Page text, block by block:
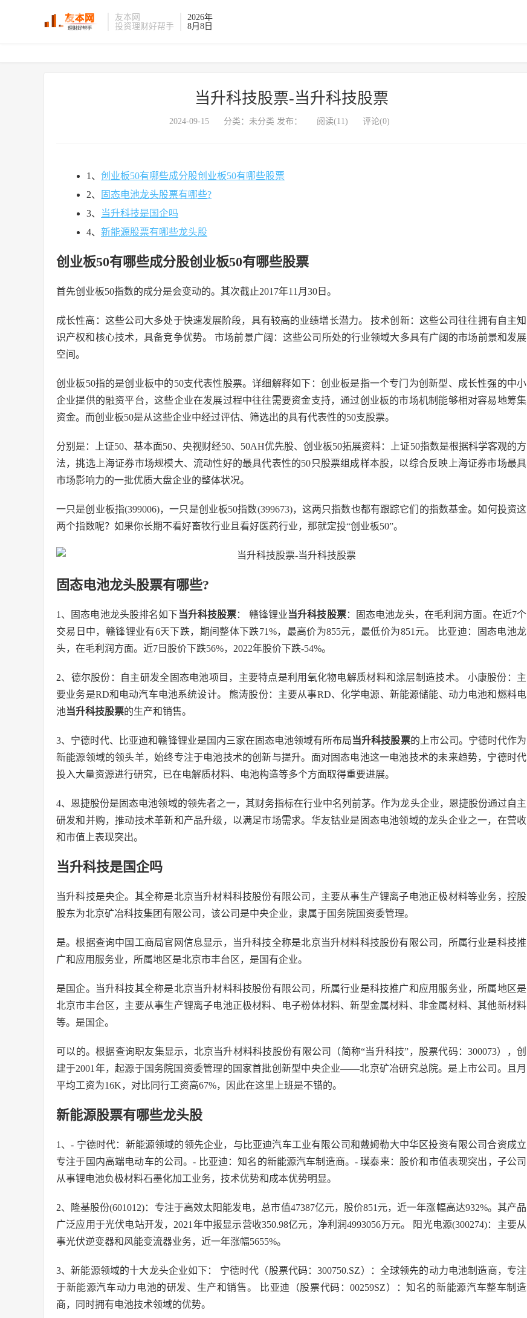
友本网
投资理财好帮手
2026年
8月8日
当升科技股票-当升科技股票
2024-09-15 分类：未分类 发布： 阅读(11) 评论(0)
1、 创业板50有哪些成分股创业板50有哪些股票
2、
固态电池龙头股票有哪些?
3、
当升科技是国企吗
4、 新能源股票有哪些龙头股
创业板50有哪些成分股创业板50有哪些股票
首先创业板50指数的成分是会变动的。其次截止2017年11月30日。
成长性高：这些公司大多处于快速发展阶段，具有较高的业绩增长潜力。 技术创新：这些公司往往拥有自主知
识产权和核心技术，具备竞争优势。 市场前景广阔：这些公司所处的行业领域大多具有广阔的市场前景和发展
空间。
创业板50指的是创业板中的50支代表性股票。详细解释如下：创业板是指一个专门为创新型、成长性强的中小
企业提供的融资平台，这些企业在发展过程中往往需要资金支持，通过创业板的市场机制能够相对容易地筹集
资金。而创业板50是从这些企业中经过评估、筛选出的具有代表性的50支股票。
分别是：上证50、基本面50、央视财经50、50AH优先股、创业板50拓展资料：上证50指数是根据科学客观的方
法，挑选上海证券市场规模大、流动性好的最具代表性的50只股票组成样本股，以综合反映上海证券市场最具
市场影响力的一批优质大盘企业的整体状况。
一只是创业板指(399006)，一只是创业板50指数(399673)，这两只指数也都有跟踪它们的指数基金。如何投资这
两个指数呢？如果你长期不看好畜牧行业且看好医药行业，那就定投“创业板50”。
固态电池龙头股票有哪些?
1、固态电池龙头股排名如下当升科技股票： 赣锋锂业当升科技股票：固态电池龙头，在毛利润方面。在近7个
交易日中，赣锋锂业有6天下跌，期间整体下跌71%，最高价为855元，最低价为851元。 比亚迪：固态电池龙
头，在毛利润方面。近7日股价下跌56%，2022年股价下跌-54%。
2、德尔股份：自主研发全固态电池项目，主要特点是利用氧化物电解质材料和涂层制造技术。 小康股份：主
要业务是RD和电动汽车电池系统设计。 熊涛股份：主要从事RD、化学电源、新能源储能、动力电池和燃料电
池当升科技股票的生产和销售。
3、宁德时代、比亚迪和赣锋锂业是国内三家在固态电池领域有所布局当升科技股票的上市公司。宁德时代作为
新能源领域的领头羊，始终专注于电池技术的创新与提升。面对固态电池这一电池技术的未来趋势，宁德时代
投入大量资源进行研究，已在电解质材料、电池构造等多个方面取得重要进展。
4、恩捷股份是固态电池领域的领先者之一，其财务指标在行业中名列前茅。作为龙头企业，恩捷股份通过自主
研发和并购，推动技术革新和产品升级，以满足市场需求。华友钴业是固态电池领域的龙头企业之一，在营收
和市值上表现突出。
当升科技是国企吗
当升科技是央企。其全称是北京当升材料科技股份有限公司，主要从事生产锂离子电池正极材料等业务，控股
股东为北京矿冶科技集团有限公司，该公司是中央企业，隶属于国务院国资委管理。
是。根据查询中国工商局官网信息显示，当升科技全称是北京当升材料科技股份有限公司，所属行业是科技推
广和应用服务业，所属地区是北京市丰台区，是国有企业。
是国企。当升科技其全称是北京当升材料科技股份有限公司，所属行业是科技推广和应用服务业，所属地区是
北京市丰台区，主要从事生产锂离子电池正极材料、电子粉体材料、新型金属材料、非金属材料、其他新材料
等。是国企。
可以的。根据查询职友集显示，北京当升材料科技股份有限公司（简称“当升科技”，股票代码：300073），创
建于2001年，起源于国务院国资委管理的国家首批创新型中央企业——北京矿冶研究总院。是上市公司。且月
平均工资为16K，对比同行工资高67%，因此在这里上班是不错的。
新能源股票有哪些龙头股
1、- 宁德时代：新能源领域的领先企业，与比亚迪汽车工业有限公司和戴姆勒大中华区投资有限公司合资成立
专注于国内高端电动车的公司。- 比亚迪：知名的新能源汽车制造商。- 璞泰来：股价和市值表现突出，子公司
从事锂电池负极材料石墨化加工业务，技术优势和成本优势明显。
2、隆基股份(601012)：专注于高效太阳能发电，总市值47387亿元，股价851元，近一年涨幅高达932%。其产品
广泛应用于光伏电站开发，2021年中报显示营收350.98亿元，净利润4993056万元。 阳光电源(300274)：主要从
事光伏逆变器和风能变流器业务，近一年涨幅5655%。
3、新能源领域的十大龙头企业如下： 宁德时代（股票代码：300750.SZ）：全球领先的动力电池制造商，专注
于新能源汽车动力电池的研发、生产和销售。 比亚迪（股票代码：00259SZ）：知名的新能源汽车整车制造
商，同时拥有电池技术领域的优势。